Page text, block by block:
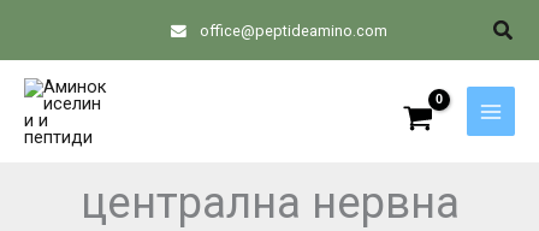
content
office@peptideamino.com
централна нервна